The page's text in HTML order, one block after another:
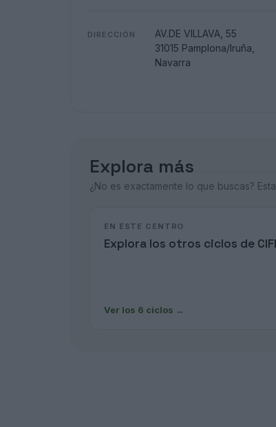
DIRECCIÓN
AV.DE VILLAVA, 55
31015 Pamplona/Iruña,
Navarra
Explora más
¿No es exactamente lo que buscas?
EN ESTE CENTRO
Explora los otros ciclos de
Ver los 6 ciclos →